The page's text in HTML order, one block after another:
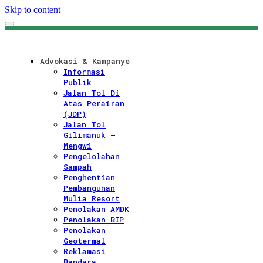
Skip to content
Advokasi & Kampanye
Informasi
Publik
Jalan Tol Di
Atas Perairan
(JDP)
Jalan Tol
Gilimanuk –
Mengwi
Pengelolahan
Sampah
Penghentian
Pembangunan
Mulia Resort
Penolakan AMDK
Penolakan BIP
Penolakan
Geotermal
Reklamasi